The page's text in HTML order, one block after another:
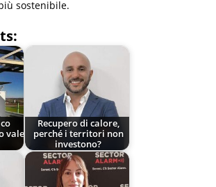
sostenibile.
vale
Recupero di calore,
perché i territori non
investono?